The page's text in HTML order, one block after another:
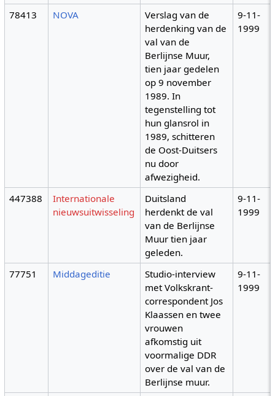
78413 NOVA
Verslag van de
herdenking van de
val van de
Berlijnse Muur,
tien jaar gedelen
op 9 november
1989. In
tegenstelling tot
hun glansrol in
1989, schitteren
de Oost-Duitsers
nu door
afwezigheid.
9-11-
1999
447388
Internationale
nieuwsuitwisseling
Duitsland
herdenkt de val
van de Berlijnse
Muur tien jaar
geleden.
9-11-
1999
77751 Middageditie
Studio-interview
met Volkskrant-
correspondent Jos
Klaassen en twee
vrouwen
afkomstig uit
voormalige DDR
over de val van de
Berlijnse muur.
9-11-
1999